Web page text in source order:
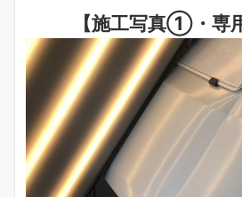
【施工写真①・専